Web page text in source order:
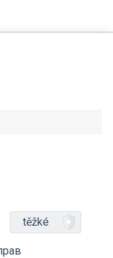
těžké